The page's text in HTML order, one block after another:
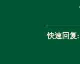
快速回复: